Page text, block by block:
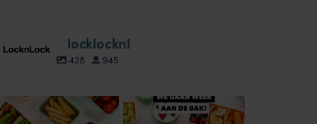
locklocknl
428 945
locklocknl
Aug 18
locklocknl
Aug 14